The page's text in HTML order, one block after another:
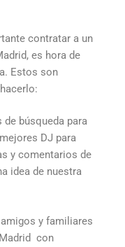
contratar a un
es hora de
Estos son
búsqueda para
DJ para
y comentarios de
idea de nuestra
y familiares
con